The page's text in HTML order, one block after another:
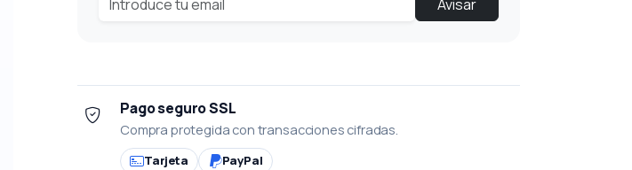
Avisar
Pago seguro SSL
Compra protegida con transacciones cifradas.
Tarjeta PayPal